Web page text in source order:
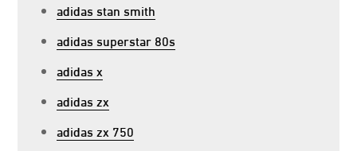
adidas stan smith
adidas superstar 80s
adidas x
adidas zx
adidas zx 750